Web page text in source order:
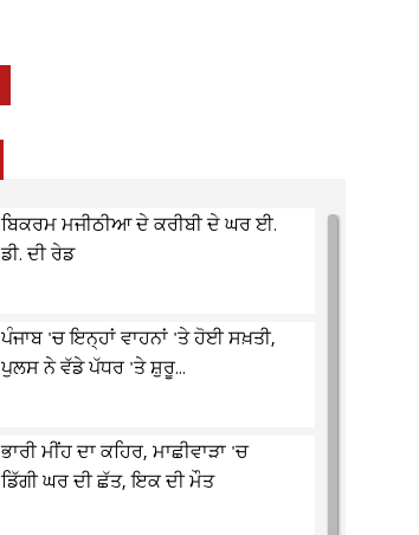
ਬਿਕਰਮ ਮਜੀਠੀਆ ਦੇ ਕਰੀਬੀ ਦੇ ਘਰ ਈ.
ਡੀ. ਦੀ ਰੇਡ
ਪੰਜਾਬ 'ਚ ਇਨ੍ਹਾਂ ਵਾਹਨਾਂ 'ਤੇ ਹੋਈ ਸਖ਼ਤੀ,
ਪੁਲਸ ਨੇ ਵੱਡੇ ਪੱਧਰ 'ਤੇ ਸ਼ੁਰੂ...
ਭਾਰੀ ਮੀਂਹ ਦਾ ਕਹਿਰ, ਮਾਛੀਵਾੜਾ 'ਚ
ਡਿੱਗੀ ਘਰ ਦੀ ਛੱਤ, ਇਕ ਦੀ ਮੌਤ